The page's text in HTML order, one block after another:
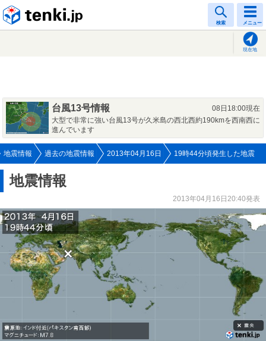
検索 メニュー
現在地
台風13号情報
08日18:00現在
大型で非常に強い台風13号が久米島の西北西約190kmを西南西に
進んでいます
地震情報 過去の地震情報 2013年04月16日 19時44分頃発生した地震
地震情報
2013年04月16日20:40発表